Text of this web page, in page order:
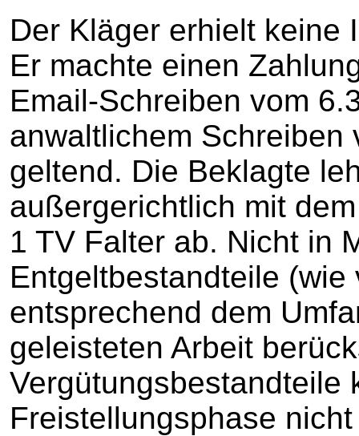
Der Kläger erhielt keine
Er machte einen
Email-Schreiben vom
anwaltlichem Schreiben
geltend. Die Beklagte
außergerichtlich mit
1 TV Falter ab. Nicht in
Entgeltbestandteile
entsprechend dem
geleisteten Arbeit
Vergütungsbestandteile
Freistellungsphase